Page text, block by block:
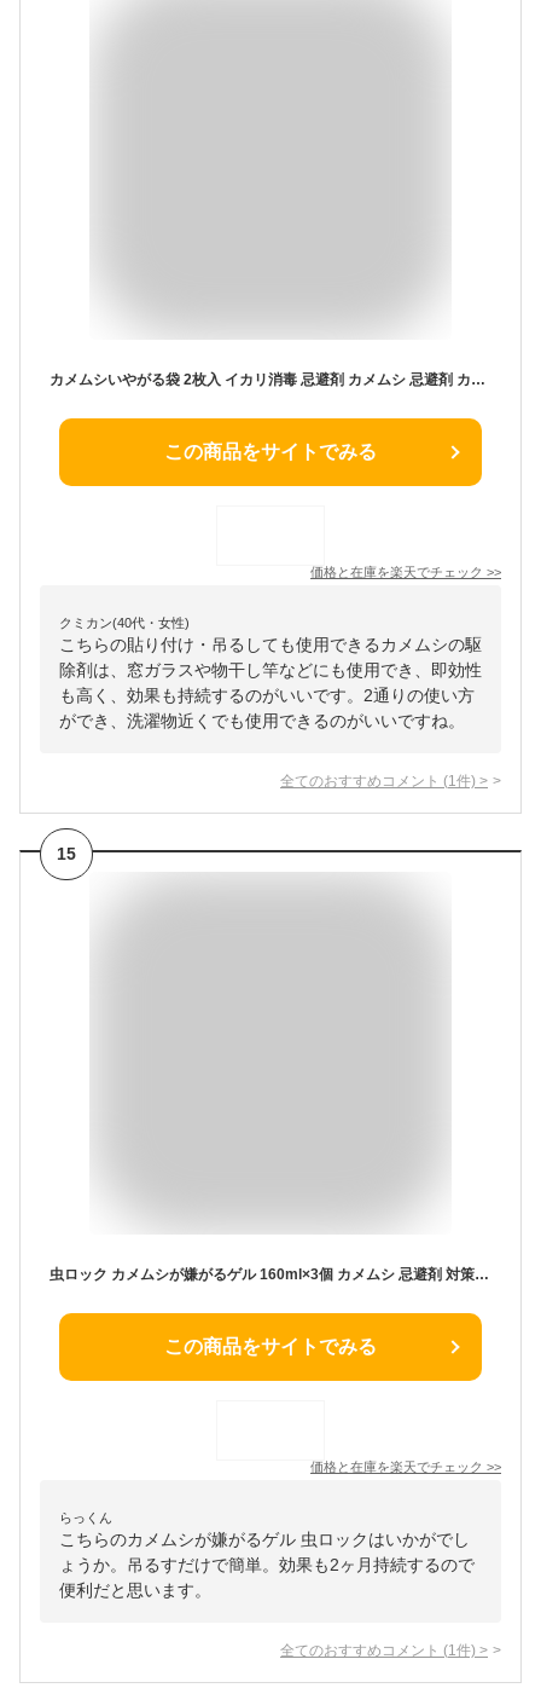
カメムシいやがる袋 2枚入 イカリ消毒 忌避剤 カメムシ 忌避剤 カメムシ 対策 網戸 カメムシ 対策 ベランダ カメムシ 対策 窓 カメムシよけ カメムシ対策
この商品をサイトでみる
価格と在庫を楽天でチェック >>
クミカン(40代・女性)
こちらの貼り付け・吊るしても使用できるカメムシの駆
除剤は、窓ガラスや物干し竿などにも使用でき、即効性
も高く、効果も持続するのがいいです。2通りの使い方
ができ、洗濯物近くでも使用できるのがいいですね。
全てのおすすめコメント (1 件) >
15
虫ロック カメムシが嫌がるゲル 160ml×3個 カメムシ 忌避剤 対策 ベランダ 洗濯物
この商品をサイトでみる
価格と在庫を楽天でチェック >>
らっくん
こちらのカメムシが嫌がるゲル 虫ロックはいかがでし
ょうか。吊るすだけで簡単。効果も2ヶ月持続するので
便利だと思います。
全てのおすすめコメント (1 件) >